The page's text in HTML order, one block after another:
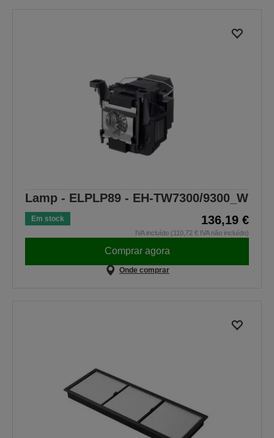
Lamp - ELPLP89 - EH-TW7300/9300_W
Em stock 136,19 €
IVA incluído (110,72 € IVA não incluído)
Comprar agora
Onde comprar